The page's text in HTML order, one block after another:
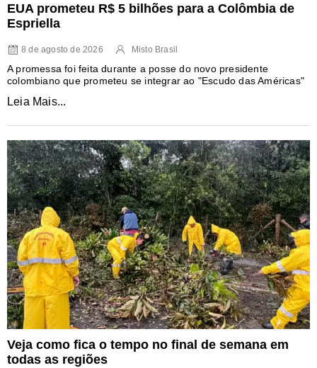
EUA prometeu R$ 5 bilhões para a Colômbia de
Espriella
8 de agosto de 2026 Misto Brasil
A promessa foi feita durante a posse do novo presidente
colombiano que prometeu se integrar ao "Escudo das Américas"
Leia Mais...
Veja como fica o tempo no final de semana em
todas as regiões